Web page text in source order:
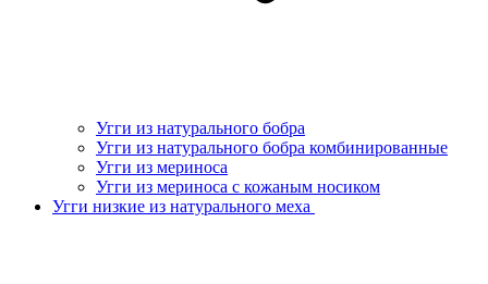
Угги из натурального бобра
Угги из натурального бобра комбинированные
Угги из мериноса
Угги из мериноса с кожаным носиком
Угги низкие из натурального меха